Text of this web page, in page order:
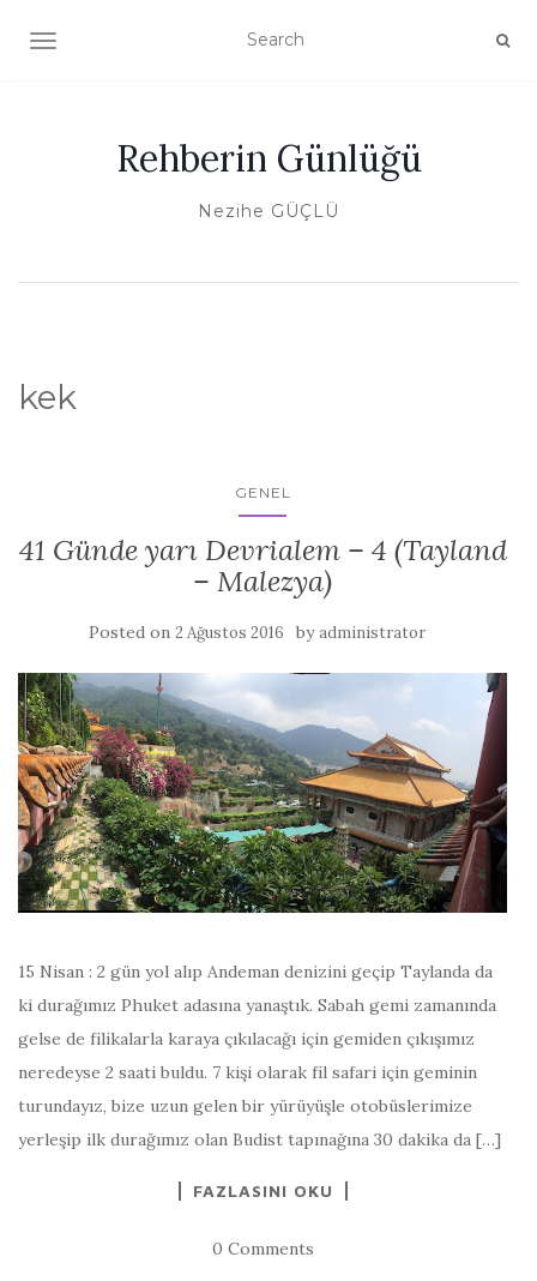
TOGGLE NAVIGATION
Rehberin Günlüğü
Nezihe GÜÇLÜ
kek
GENEL
41 Günde yarı Devrialem – 4 (Tayland
– Malezya)
Posted on 2 Ağustos 2016 byadministrator
15 Nisan : 2 gün yol alıp Andeman denizini geçip Taylanda da
ki durağımız Phuket adasına yanaştık. Sabah gemi zamanında
gelse de filikalarla karaya çıkılacağı için gemiden çıkışımız
neredeyse 2 saati buldu. 7 kişi olarak fil safari için geminin
turundayız, bize uzun gelen bir yürüyüşle otobüslerimize
yerleşip ilk durağımız olan Budist tapınağına 30 dakika da […]
FAZLASINI OKU
0 Comments